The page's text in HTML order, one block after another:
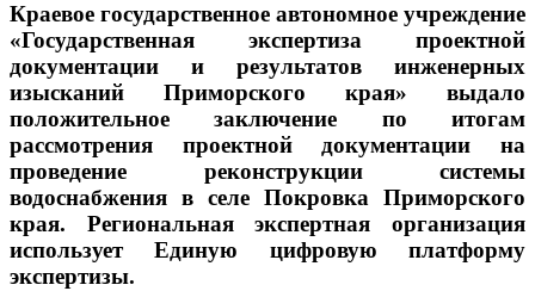
Краевое государственное автономное учреждение
«Государственная экспертиза проектной
документации и результатов инженерных
изысканий Приморского края» выдало
положительное заключение по итогам
рассмотрения проектной документации на
проведение реконструкции системы
водоснабжения в селе Покровка Приморского
края. Региональная экспертная организация
использует Единую цифровую платформу
экспертизы.